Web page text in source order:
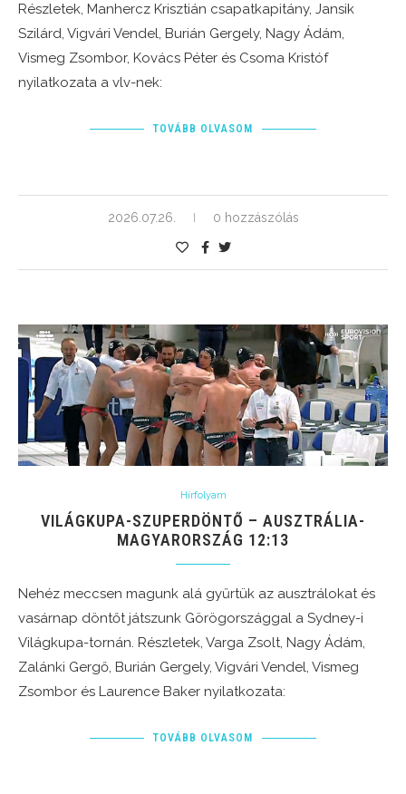
Részletek, Manhercz Krisztián csapatkapitány, Jansik
Szilárd, Vigvári Vendel, Burián Gergely, Nagy Ádám,
Vismeg Zsombor, Kovács Péter és Csoma Kristóf
nyilatkozata a vlv-nek:
TOVÁBB OLVASOM
2026.07.26. 0 hozzászólás
Hírfolyam
VILÁGKUPA-SZUPERDÖNTŐ – AUSZTRÁLIA-
MAGYARORSZÁG 12:13
Nehéz meccsen magunk alá gyűrtük az ausztrálokat és
vasárnap döntőt játszunk Görögországgal a Sydney-i
Világkupa-tornán. Részletek, Varga Zsolt, Nagy Ádám,
Zalánki Gergő, Burián Gergely, Vigvári Vendel, Vismeg
Zsombor és Laurence Baker nyilatkozata:
TOVÁBB OLVASOM